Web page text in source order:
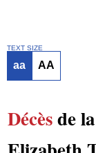
TEXT SIZE
aa AA
Décèsde la